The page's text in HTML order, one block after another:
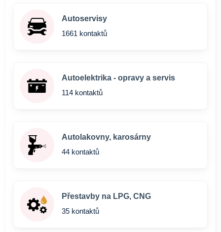
Autoservisy
1661 kontaktů
Autoelektrika - opravy a servis
114 kontaktů
Autolakovny, karosárny
44 kontaktů
Přestavby na LPG, CNG
35 kontaktů